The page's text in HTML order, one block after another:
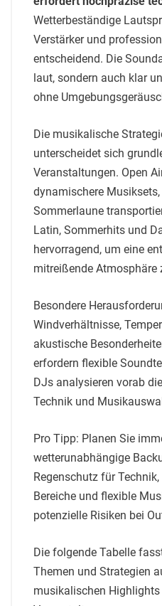
Wetterbeständige
Verstärker und
entscheidend. Die
laut, sondern auch klar
ohne
Die musikalische
unterscheidet sich
Veranstaltungen. Open
dynamischere
Sommerlaune
Latin, Sommerhits und
hervorragend, um eine
mitreißende Atmosphäre
Besondere
Windverhältnisse,
akustische
erfordern flexible
DJs analysieren vorab
Technik und
Pro Tipp: Planen Sie
wetterunabhängige
Regenschutz für
Bereiche und flexible
potenzielle Risiken bei
Die folgende Tabelle
Themen und Strategien
musikalischen Highlights